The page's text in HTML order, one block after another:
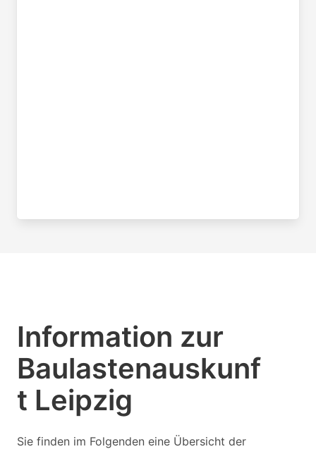
Information zur
Baulastenauskunf
t Leipzig
Sie finden im Folgenden eine Übersicht der